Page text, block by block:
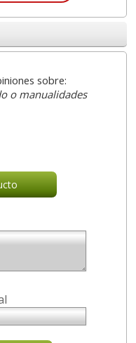
sobre:
o manualidades